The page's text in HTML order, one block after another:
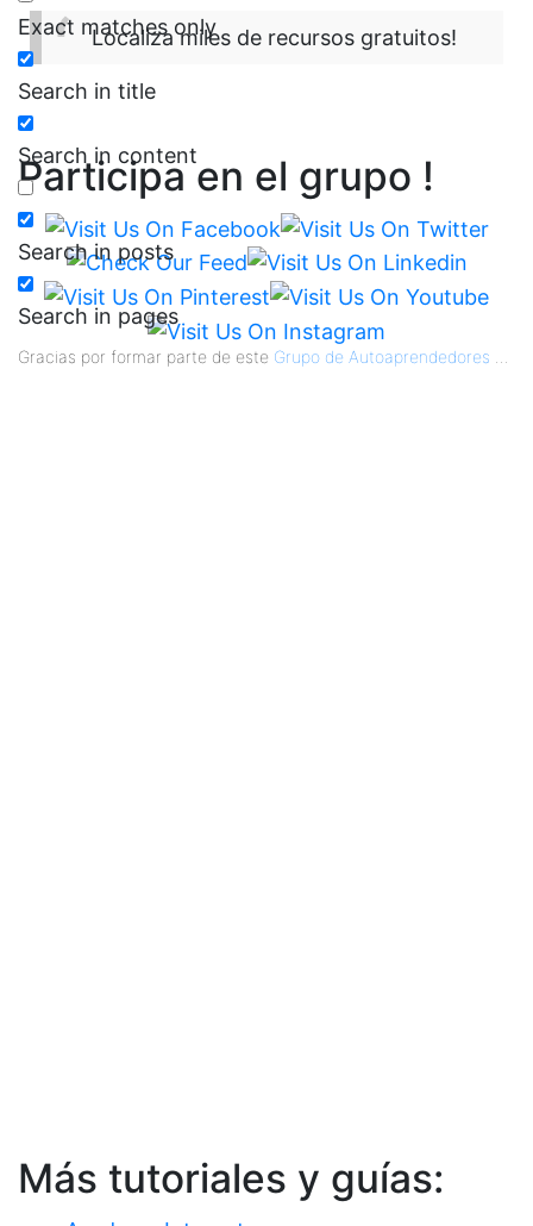
Exact matches only
Search in title
Search in content
Search in posts
Search in pages
Localiza miles de recursos gratuitos!
Participa en el grupo !
Gracias por formar parte de este Grupo de Autoaprendedores
Más tutoriales y guías: